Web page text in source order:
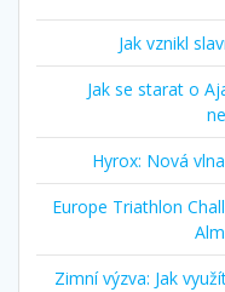
Jak vznikl
Jak se starat o
Hyrox: Nová
Europe Triathlon
Zimní výzva: Jak